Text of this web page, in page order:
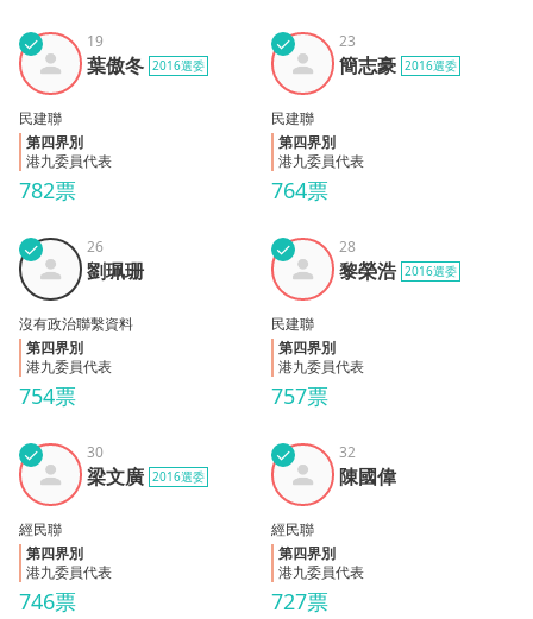
葉傲
冬
✓
782票
19
葉傲冬 2016選委
民建聯
第四界別
港九委員代表
簡志
豪
✓
764票
23
簡志豪 2016選委
民建聯
第四界別
港九委員代表
劉珮
珊
✓
754票
26
劉珮珊
沒有政治聯繫資料
第四界別
港九委員代表
黎榮
浩
✓
757票
28
黎榮浩 2016選委
民建聯
第四界別
港九委員代表
梁文
廣
✓
746票
30
梁文廣 2016選委
經民聯
第四界別
港九委員代表
陳國
偉
✓
727票
32
陳國偉
經民聯
第四界別
港九委員代表